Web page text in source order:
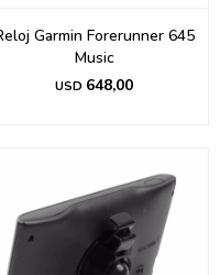
Garmin Forerunner 645
Music
USD 648,00